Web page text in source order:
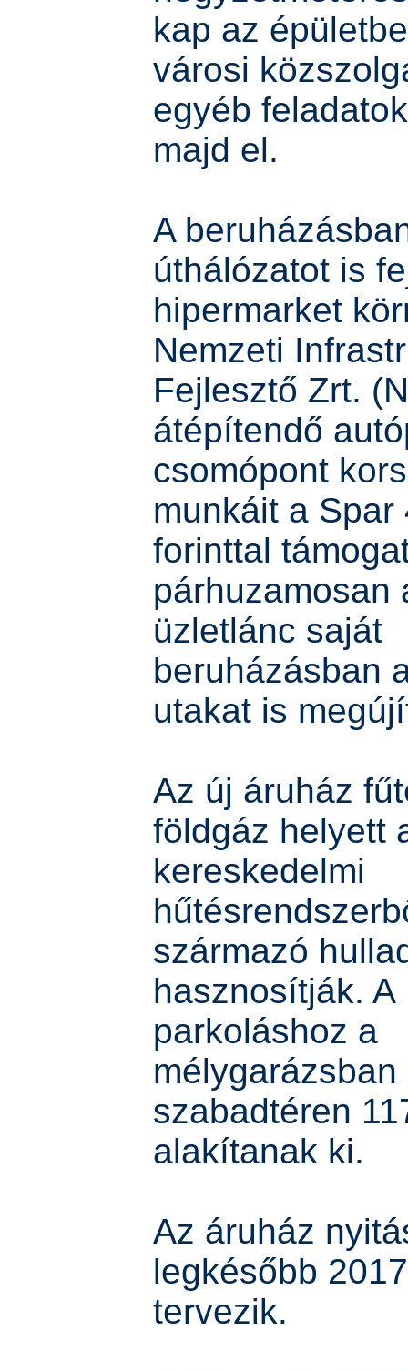
kap az
városi
egyéb
majd el.
A
úthálózatot is
hipermarket
Nemzeti
Fejlesztő Zrt.
átépítendő
csomópont
munkáit a Spar
forinttal
párhuzamosan
üzletlánc saját
beruházásban
utakat is
Az új áruház
földgáz helyett
kereskedelmi
származó
hasznosítják. A
parkoláshoz a
mélygarázsban
szabadtéren
alakítanak ki.
Az áruház
legkésőbb
tervezik.